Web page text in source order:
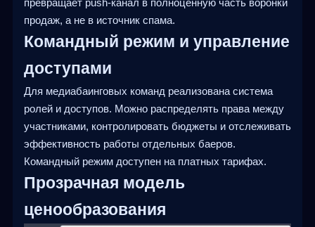
продаж, а не в источник спама.
Командный режим и управление
доступами
Для медиабаинговых команд реализована система
ролей и доступов. Можно распределять права между
участниками, контролировать бюджеты и отслеживать
эффективность работы отдельных баеров.
Командный режим доступен на платных тарифах.
Прозрачная модель
ценообразования